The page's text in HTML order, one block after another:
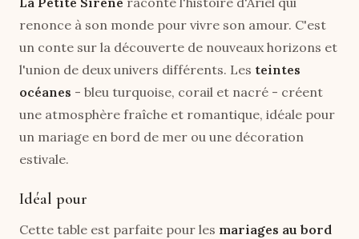
renonce à son monde pour vivre son amour. C'est
un conte sur la découverte de nouveaux horizons et
l'union de deux univers différents. Les teintes
océanes - bleu turquoise, corail et nacré - créent
une atmosphère fraîche et romantique, idéale pour
un mariage en bord de mer ou une décoration
estivale.
Idéal pour
Cette table est parfaite pour les mariages au bord